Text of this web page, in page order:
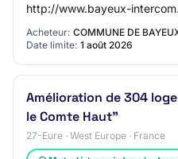
http://www.bayeux-
Acheteur: COMMUNE DE
Date limite: 1 août 2026
Amélioration de 304
le Comte Haut"
27-Eure · West Europe · France